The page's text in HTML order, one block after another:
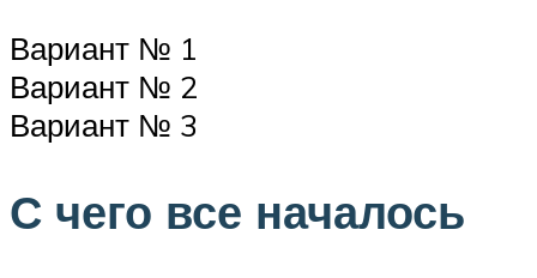
Вариант № 1
Вариант № 2
Вариант № 3
С чего все началось